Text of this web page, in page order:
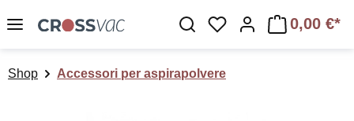
Passa al contenuto principale Hai 0 articoli nella
0,00 €*
Shop Accessori per aspirapolvere